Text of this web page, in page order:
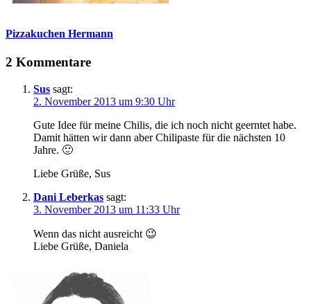
Pizzakuchen Hermann
2 Kommentare
Sus sagt:
2. November 2013 um 9:30 Uhr
Gute Idee für meine Chilis, die ich noch nicht geerntet habe.
Damit hätten wir dann aber Chilipaste für die nächsten 10
Jahre. 🙂
Liebe Grüße, Sus
Dani Leberkas sagt:
3. November 2013 um 11:33 Uhr
Wenn das nicht ausreicht 😉
Liebe Grüße, Daniela